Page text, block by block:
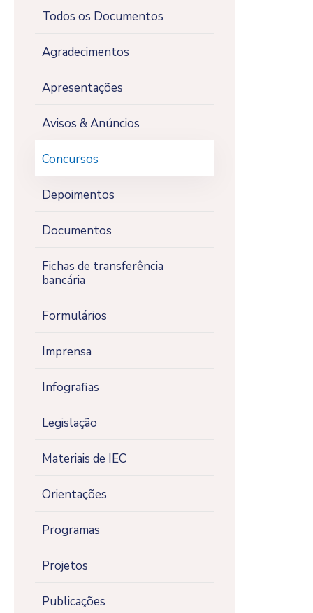
Todos os Documentos
Agradecimentos
Apresentações
Avisos & Anúncios
Concursos
Depoimentos
Documentos
Fichas de transferência
bancária
Formulários
Imprensa
Infografias
Legislação
Materiais de IEC
Orientações
Programas
Projetos
Publicações